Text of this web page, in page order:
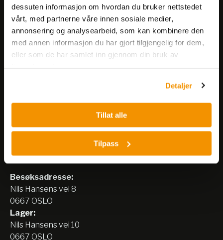
dessuten informasjon om hvordan du bruker nettstedet
vårt, med partnerne våre innen sosiale medier,
annonsering og analysearbeid, som kan kombinere den
med annen informasjon du har gjort tilgjengelig for dem,
eller som de har samlet inn gjennom din bruk av
Detaljer
Tillat alle
Tilpass
Meld deg på vårt nyhetsbrev!
Få informasjon om produkter,
arrangementer og kampanjer.
Nerliens Meszansky AS
Besøksadresse:
Nils Hansens vei 8
0667 OSLO
Lager:
Nils Hansens vei 10
0667 OSLO